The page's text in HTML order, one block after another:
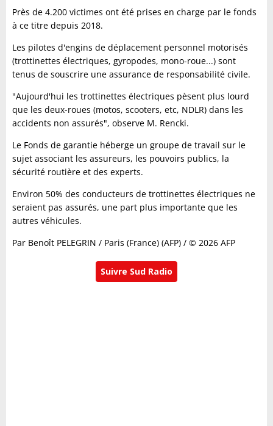
Près de 4.200 victimes ont été prises en charge par le fonds
à ce titre depuis 2018.
Les pilotes d'engins de déplacement personnel motorisés
(trottinettes électriques, gyropodes, mono-roue...) sont
tenus de souscrire une assurance de responsabilité civile.
"Aujourd'hui les trottinettes électriques pèsent plus lourd
que les deux-roues (motos, scooters, etc, NDLR) dans les
accidents non assurés", observe M. Rencki.
Le Fonds de garantie héberge un groupe de travail sur le
sujet associant les assureurs, les pouvoirs publics, la
sécurité routière et des experts.
Environ 50% des conducteurs de trottinettes électriques ne
seraient pas assurés, une part plus importante que les
autres véhicules.
Par Benoît PELEGRIN / Paris (France) (AFP) / © 2026 AFP
Suivre Sud Radio